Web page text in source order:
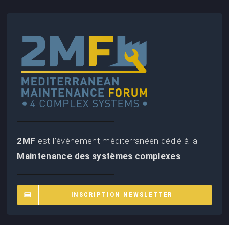
2MF est l’événement méditerranéen dédié à la
Maintenance des systèmes complexes.
INSCRIPTION NEWSLETTER